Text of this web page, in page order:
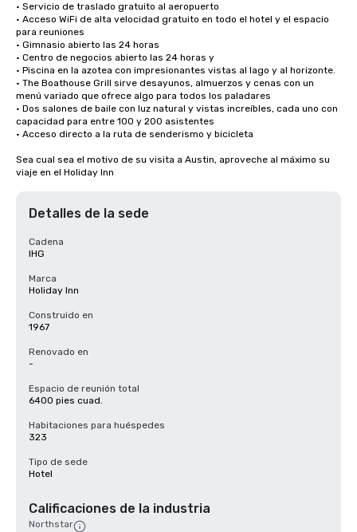
• Servicio de traslado gratuito al aeropuerto
• Acceso WiFi de alta velocidad gratuito en todo el hotel y el espacio
para reuniones
• Gimnasio abierto las 24 horas
• Centro de negocios abierto las 24 horas y
• Piscina en la azotea con impresionantes vistas al lago y al horizonte.
• The Boathouse Grill sirve desayunos, almuerzos y cenas con un
menú variado que ofrece algo para todos los paladares
• Dos salones de baile con luz natural y vistas increíbles, cada uno con
capacidad para entre 100 y 200 asistentes
• Acceso directo a la ruta de senderismo y bicicleta
Sea cual sea el motivo de su visita a Austin, aproveche al máximo su
viaje en el Holiday Inn
Detalles de la sede
Cadena
IHG
Marca
Holiday Inn
Construido en
1967
Renovado en
-
Espacio de reunión total
6400 pies cuad.
Habitaciones para huéspedes
323
Tipo de sede
Hotel
Calificaciones de la industria
Northstar